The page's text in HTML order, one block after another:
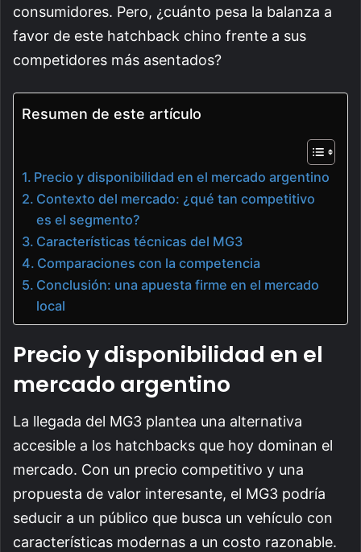
consumidores. Pero, ¿cuánto pesa la balanza a
favor de este hatchback chino frente a sus
competidores más asentados?
Resumen de este artículo
Precio y disponibilidad en el mercado argentino
Contexto del mercado: ¿qué tan competitivo
es el segmento?
Características técnicas del MG3
Comparaciones con la competencia
Conclusión: una apuesta firme en el mercado
local
Precio y disponibilidad en el
mercado argentino
La llegada del MG3 plantea una alternativa
accesible a los hatchbacks que hoy dominan el
mercado. Con un precio competitivo y una
propuesta de valor interesante, el MG3 podría
seducir a un público que busca un vehículo con
características modernas a un costo razonable.